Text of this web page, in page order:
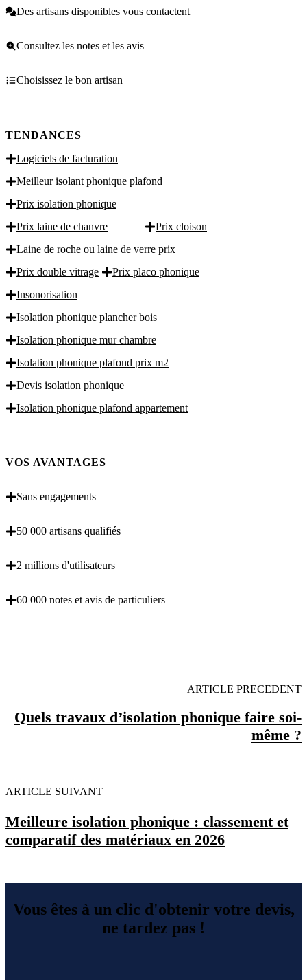
Des artisans disponibles vous contactent
Consultez les notes et les avis
Choisissez le bon artisan
TENDANCES
Logiciels de facturation
Meilleur isolant phonique plafond
Prix isolation phonique
Prix laine de chanvre
Prix cloison
Laine de roche ou laine de verre prix
Prix double vitrage
Prix placo phonique
Insonorisation
Isolation phonique plancher bois
Isolation phonique mur chambre
Isolation phonique plafond prix m2
Devis isolation phonique
Isolation phonique plafond appartement
VOS AVANTAGES
Sans engagements
50 000 artisans qualifiés
2 millions d'utilisateurs
60 000 notes et avis de particuliers
ARTICLE PRECEDENT
Quels travaux d’isolation phonique faire soi-
même ?
ARTICLE SUIVANT
Meilleure isolation phonique : classement et
comparatif des matériaux en 2026
Vous êtes à un clic d'obtenir votre devis,
ne tardez pas !